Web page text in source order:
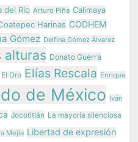
del Río Arturo Piña Calimaya
Harinas CODHEM
Gómez Delfina Gómez Álvarez
alturas Donato Guerra
El Oro Elías Rescala Enrique
de México Iván
Jocotitlán La mayoría silenciosa
Mejía Libertad de expresión